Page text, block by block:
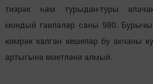
тизрәк һәм турыдан-туры
мондый гаиләләр саны 980.
кимрәк калган кешеләр бу акчаны
артыгына өметләнә алмый.